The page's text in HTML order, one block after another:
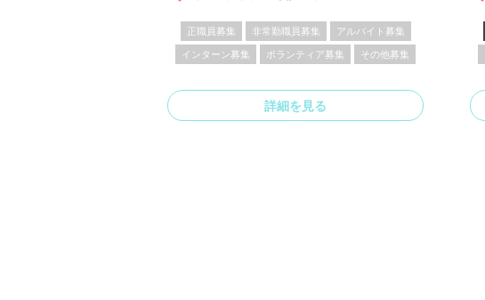
正職員募集 非常勤職員募集 アルバイト募集
インターン募集 ボランティア募集 その他募集
詳細を見る